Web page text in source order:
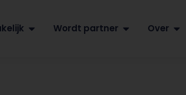
Wordt partner Over